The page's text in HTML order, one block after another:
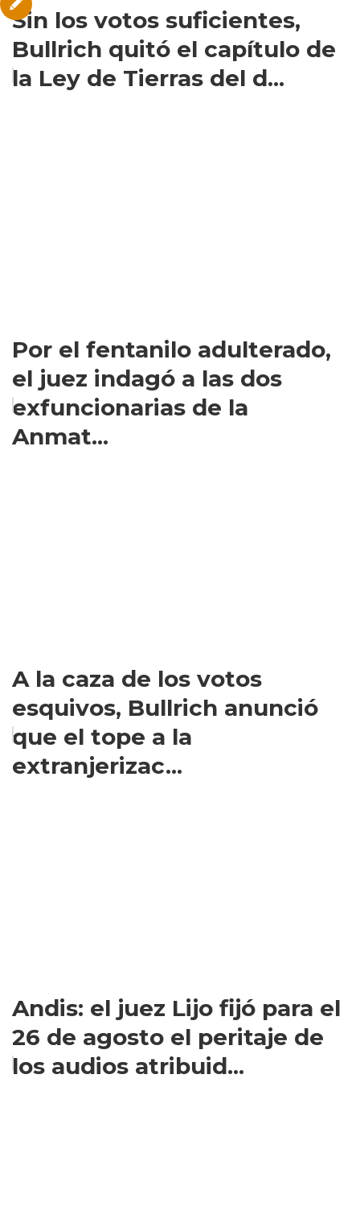
Sin los votos suficientes,
Bullrich quitó el capítulo de
la Ley de Tierras del d...
Por el fentanilo adulterado,
el juez indagó a las dos
exfuncionarias de la
Anmat...
A la caza de los votos
esquivos, Bullrich anunció
que el tope a la
extranjerizac...
Andis: el juez Lijo fijó para el
26 de agosto el peritaje de
los audios atribuid...